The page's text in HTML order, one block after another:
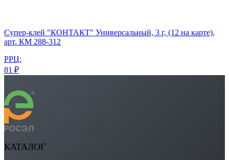
Супер-клей "КОНТАКТ" Универсальный, 3 г, (12 на карте),
арт. КМ 288-312
РРЦ:
81 ₽
КАТАЛОГ